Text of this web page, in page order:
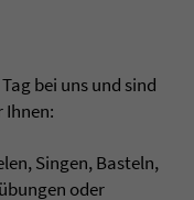
bei uns und sind
Ihnen:
Singen, Basteln,
oder